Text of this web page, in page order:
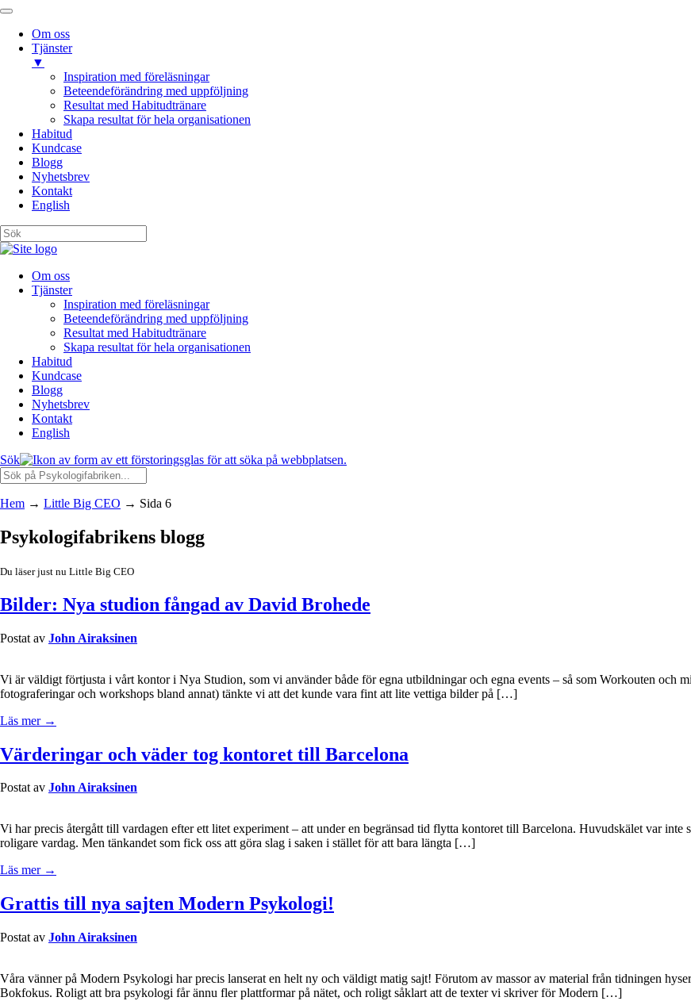
Om oss
Tjänster
▼
Inspiration med föreläsningar
Beteendeförändring med uppföljning
Resultat med Habitudtränare
Skapa resultat för hela organisationen
Habitud
Kundcase
Blogg
Nyhetsbrev
Kontakt
English
Om oss
Tjänster
Inspiration med föreläsningar
Beteendeförändring med uppföljning
Resultat med Habitudtränare
Skapa resultat för hela organisationen
Habitud
Kundcase
Blogg
Nyhetsbrev
Kontakt
English
Sök
Hem → Little Big CEO → Sida 6
Psykologifabrikens blogg
Du läser just nu Little Big CEO
Bilder: Nya studion fångad av David Brohede
Postat av John Airaksinen
Vi är väldigt förtjusta i vårt kontor i Nya Studion, som vi använder både för egna utbildningar och egna events – så som Workouten och
fotograferingar och workshops bland annat) tänkte vi att det kunde vara fint att lite vettiga bilder på […]
Läs mer →
Värderingar och väder tog kontoret till Barcelona
Postat av John Airaksinen
Vi har precis återgått till vardagen efter ett litet experiment – att under en begränsad tid flytta kontoret till Barcelona. Huvudskälet var
roligare vardag. Men tänkandet som fick oss att göra slag i saken i stället för att bara längta […]
Läs mer →
Grattis till nya sajten Modern Psykologi!
Postat av John Airaksinen
Våra vänner på Modern Psykologi har precis lanserat en helt ny och väldigt matig sajt! Förutom av massor av material från tidningen
Bokfokus. Roligt att bra psykologi får ännu fler plattformar på nätet, och roligt såklart att de texter vi skriver för Modern […]